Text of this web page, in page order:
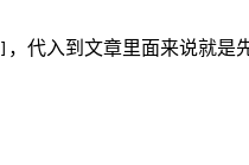
，代入到文章里面来说就是